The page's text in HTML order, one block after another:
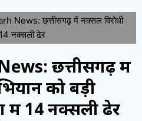
News: छत्तीसगढ़ में नक्सल विरोधी
14 नक्सली ढेर
छत्तीसगढ़ में
को बड़ी
में 14 नक्सली ढेर